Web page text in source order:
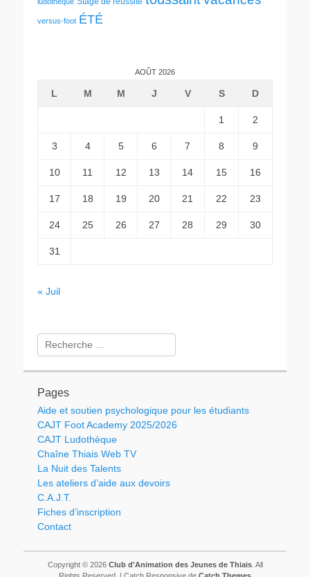
versus-foot ÉTÉ
AOÛT 2026
L M M J V S D
1 2
3 4 5 6 7 8 9
10 11 12 13 14 15 16
17 18 19 20 21 22 23
24 25 26 27 28 29 30
31
« Juil
Rechercher :
Pages
Aide et soutien psychologique pour les étudiants
CAJT Foot Academy 2025/2026
CAJT Ludothèque
Chaîne Thiais Web TV
La Nuit des Talents
Les ateliers d’aide aux devoirs
C.A.J.T.
Fiches d’inscription
Contact
Copyright © 2026 Club d'Animation des Jeunes de Thiais. All